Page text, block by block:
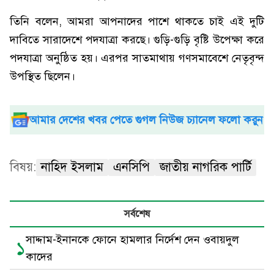
তিনি বলেন, আমরা আপনাদের পাশে থাকতে চাই এই দুটি
দাবিতে সারাদেশে পদযাত্রা করছে। গুড়ি-গুড়ি বৃষ্টি উপেক্ষা করে
পদযাত্রা অনুষ্ঠিত হয়। এরপর সাতমাথায় গণসমাবেশে নেতৃবৃন্দ
উপস্থিত ছিলেন।
আমার দেশের খবর পেতে গুগল নিউজ চ্যানেল ফলো করুন
বিষয়: নাহিদ ইসলাম এনসিপি জাতীয় নাগরিক পার্টি
সর্বশেষ
১সাদ্দাম-ইনানকে ফোনে হামলার নির্দেশ দেন ওবায়দুল
কাদের